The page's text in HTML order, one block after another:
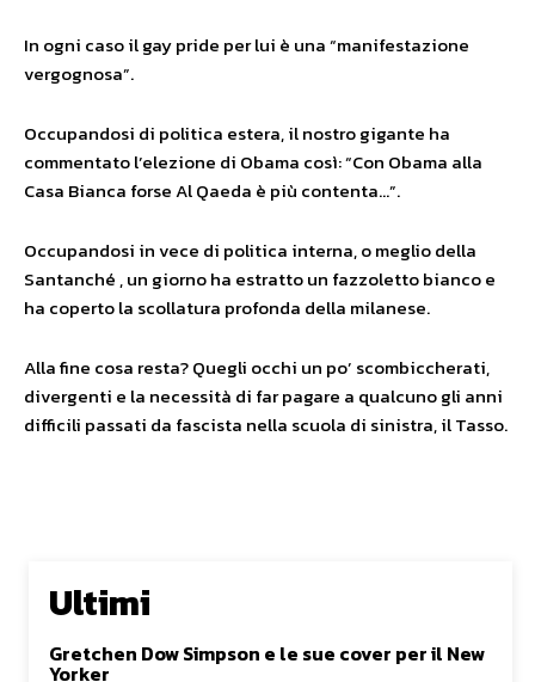
In ogni caso il gay pride per lui è una “manifestazione
vergognosa”.
Occupandosi di politica estera, il nostro gigante ha
commentato l’elezione di Obama così: “Con Obama alla
Casa Bianca forse Al Qaeda è più contenta…”.
Occupandosi in vece di politica interna, o meglio della
Santanché , un giorno ha estratto un fazzoletto bianco e
ha coperto la scollatura profonda della milanese.
Alla fine cosa resta? Quegli occhi un po’ scombiccherati,
divergenti e la necessità di far pagare a qualcuno gli anni
difficili passati da fascista nella scuola di sinistra, il Tasso.
Ultimi
Gretchen Dow Simpson e le sue cover per il New
Yorker